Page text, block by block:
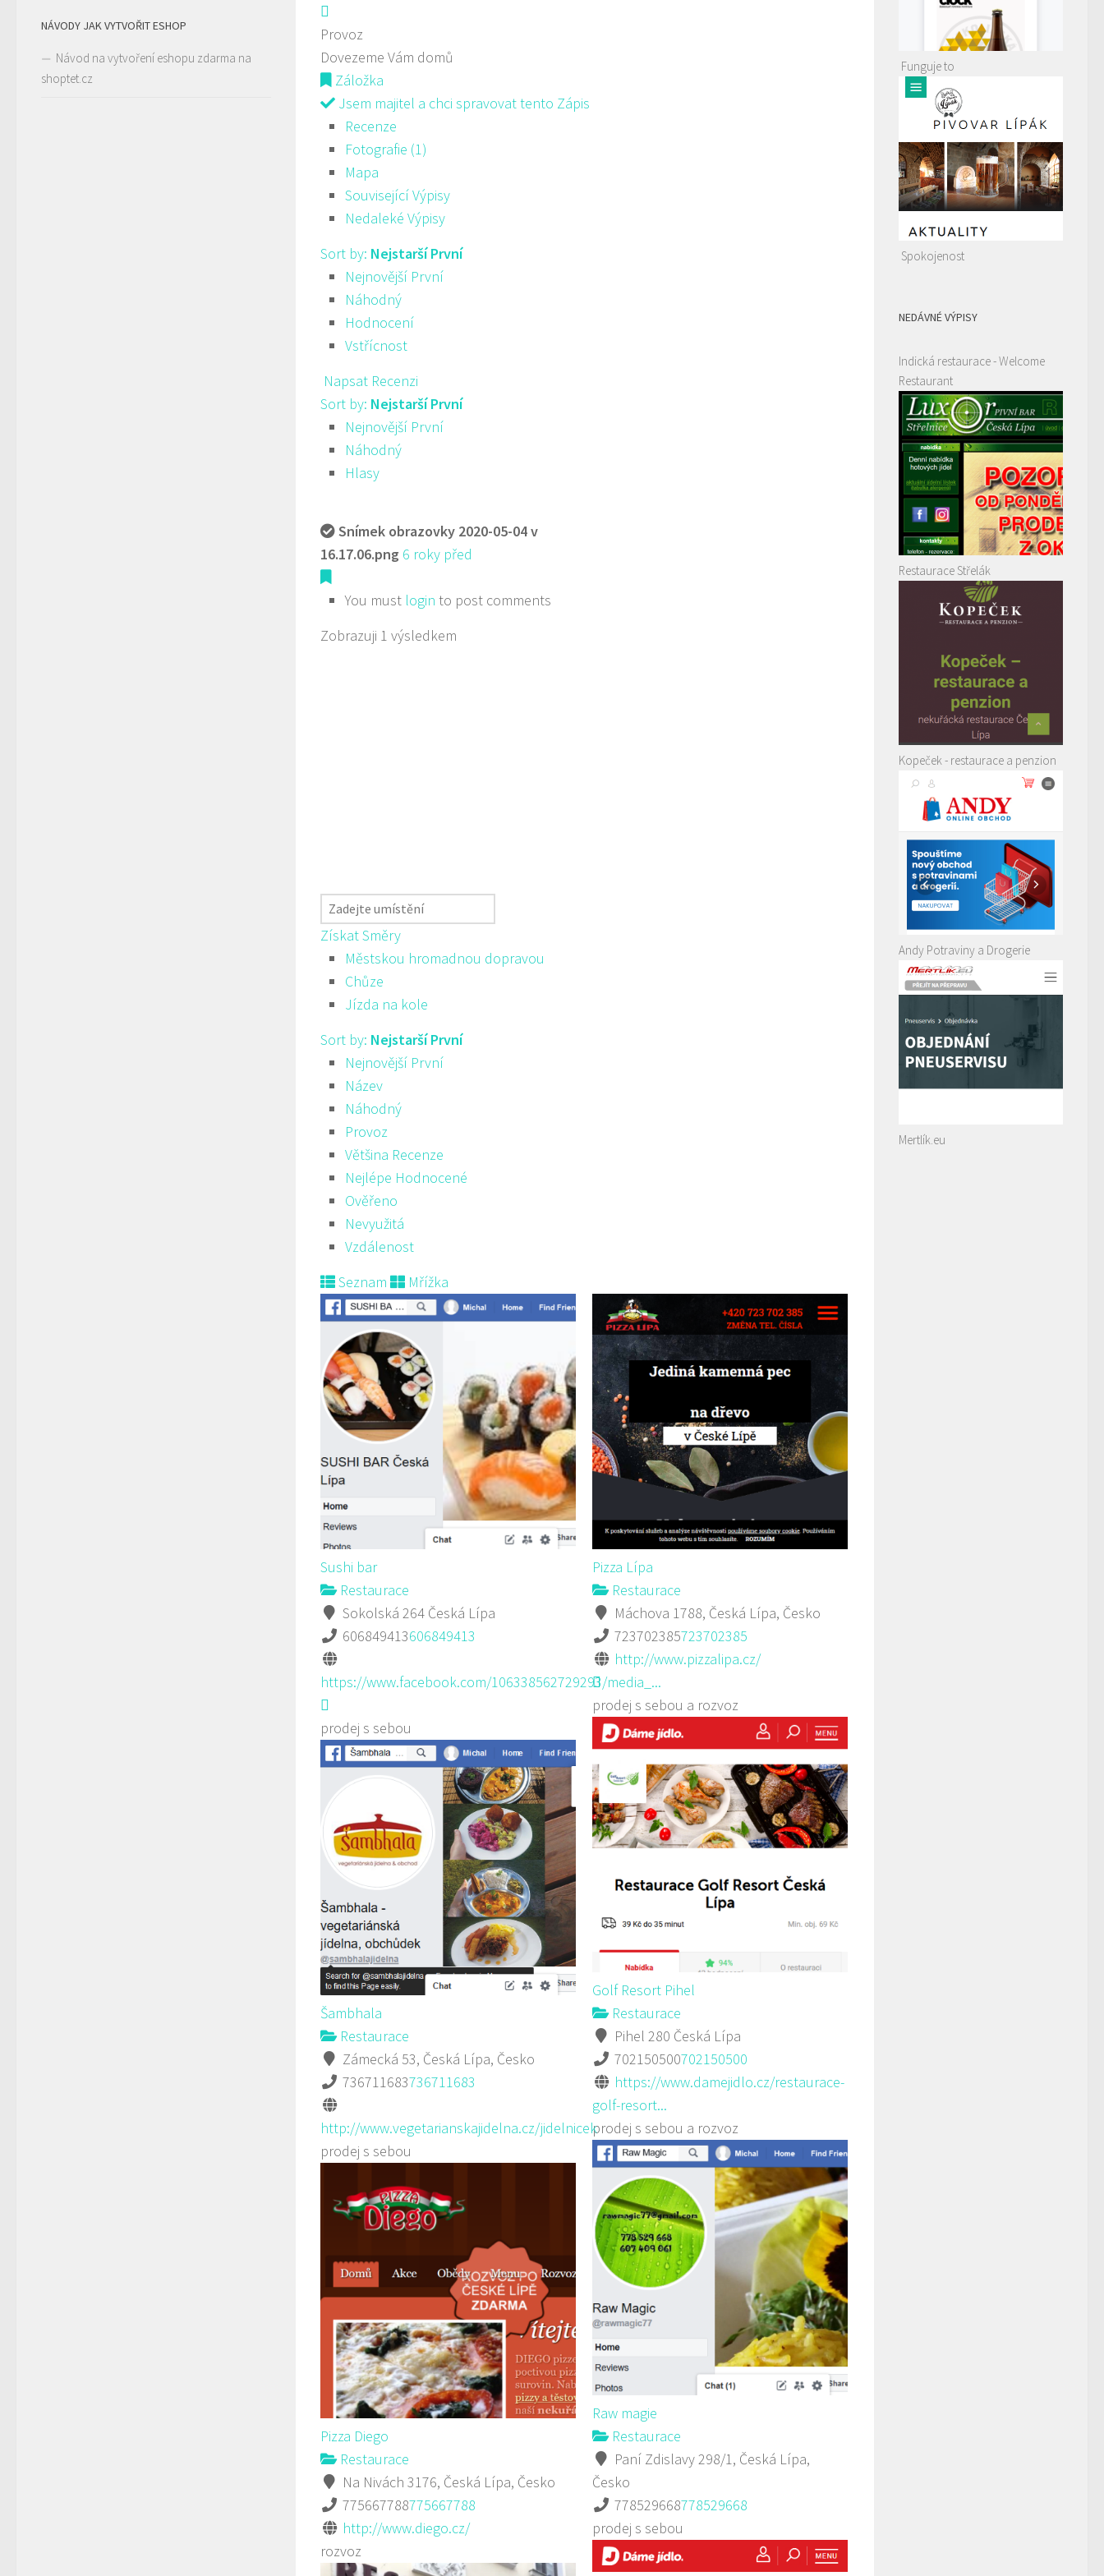
Provoz
Dovezeme Vám domů
Záložka
Jsem majitel a chci spravovat tento Zápis
Recenze
Fotografie (1)
Mapa
Související Výpisy
Nedaleké Výpisy
Sort by: Nejstarší První
Nejnovější První
Náhodný
Hodnocení
Vstřícnost
Napsat Recenzi
Sort by: Nejstarší První
Nejnovější První
Náhodný
Hlasy
Snímek obrazovky 2020-05-04 v
16.17.06.png 6 roky před
You must login to post comments
Zobrazuji 1 výsledkem
Získat Směry
Městskou hromadnou dopravou
Chůze
Jízda na kole
Sort by: Nejstarší První
Nejnovější První
Název
Náhodný
Provoz
Většina Recenze
Nejlépe Hodnocené
Ověřeno
Nevyužitá
Vzdálenost
Seznam
Mřížka
Sushi bar
Restaurace
Sokolská 264 Česká Lípa
606849413606849413
https://www.facebook.com/106338562729293/media_...
prodej s sebou
Pizza Lípa
Restaurace
Máchova 1788, Česká Lípa, Česko
723702385723702385
http://www.pizzalipa.cz/
prodej s sebou a rozvoz
Golf Resort Pihel
Restaurace
Pihel 280 Česká Lípa
702150500702150500
https://www.damejidlo.cz/restaurace-
golf-resort...
prodej s sebou a rozvoz
Šambhala
Restaurace
Zámecká 53, Česká Lípa, Česko
736711683736711683
http://www.vegetarianskajidelna.cz/jidelnicek
prodej s sebou
Raw magie
Restaurace
Paní Zdislavy 298/1, Česká Lípa,
Česko
778529668778529668
prodej s sebou
Pizza Diego
Restaurace
Na Nivách 3176, Česká Lípa, Česko
775667788775667788
http://www.diego.cz/
rozvoz
NÁVODY JAK VYTVOŘIT ESHOP
Návod na vytvoření eshopu zdarma na
shoptet.cz
Funguje to
Spokojenost
NEDÁVNÉ VÝPISY
Indická restaurace - Welcome
Restaurant
Restaurace Střelák
Kopeček - restaurace a penzion
Andy Potraviny a Drogerie
Mertlík.eu